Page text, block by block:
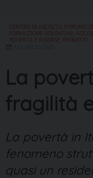
CENTRO DI ASCOLTO EMPORIO
FORMAZIONE VOLONTARI
POVERTÀ E RISORSE PROGETTI
13 LUGLIO 2023
La
fragilità
La povertà in
fenomeno
quasi un